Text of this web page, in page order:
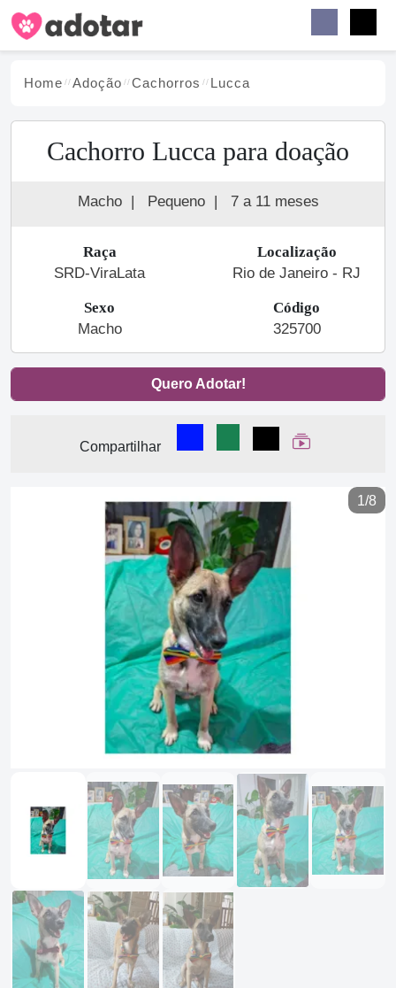
Home Adoção Cachorros Lucca
Cachorro Lucca para doação
Macho | Pequeno | 7 a 11 meses
Raça
SRD-ViraLata
Localização
Rio de Janeiro - RJ
Sexo
Macho
Código
325700
Quero Adotar!
Compartilhar
Compartilhar no Facebook
Compartilhar no
Compartilhar
Ver Web Story
1/8